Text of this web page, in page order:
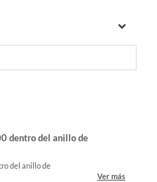
dentro del anillo de
del anillo de
Ver más